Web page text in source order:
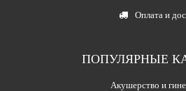
Оплата и
ПОПУЛЯРНЫЕ
Акушерство и